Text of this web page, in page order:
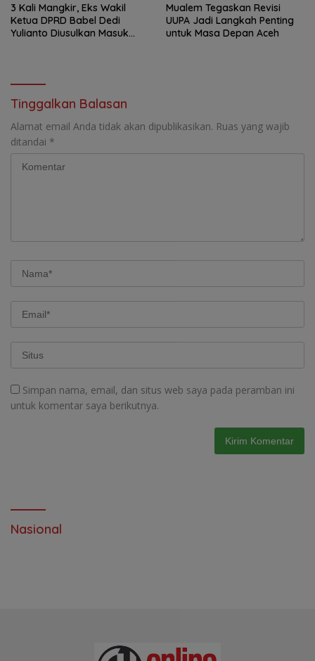
3 Kali Mangkir, Eks Wakil
Ketua DPRD Babel Dedi
Yulianto Diusulkan Masuk
Mualem Tegaskan Revisi
UUPA Jadi Langkah Penting
untuk Masa Depan Aceh
Tinggalkan Balasan
Alamat email Anda tidak akan dipublikasikan. Ruas yang wajib
ditandai *
Simpan nama, email, dan situs web saya pada peramban ini
untuk komentar saya berikutnya.
Nasional